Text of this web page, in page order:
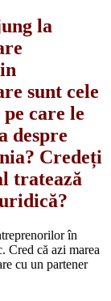
la
sunt cele
care le
despre
Credeți
tratează
în
Cred că azi marea
cu un partener